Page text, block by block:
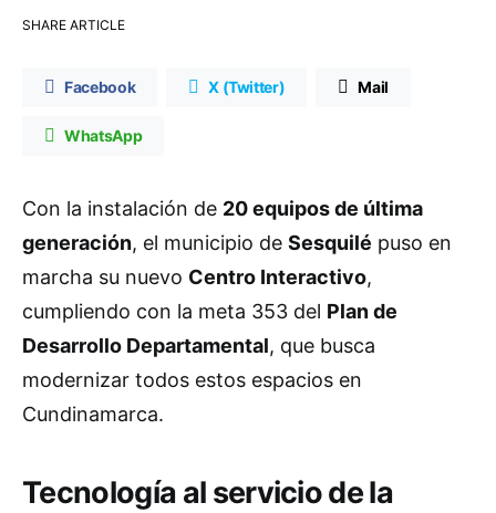
SHARE ARTICLE
Facebook X (Twitter) Mail
WhatsApp
Con la instalación de 20 equipos de última
generación, el municipio de Sesquilé puso en
marcha su nuevo Centro Interactivo,
cumpliendo con la meta 353 del Plan de
Desarrollo Departamental, que busca
modernizar todos estos espacios en
Cundinamarca.
Tecnología al servicio de la